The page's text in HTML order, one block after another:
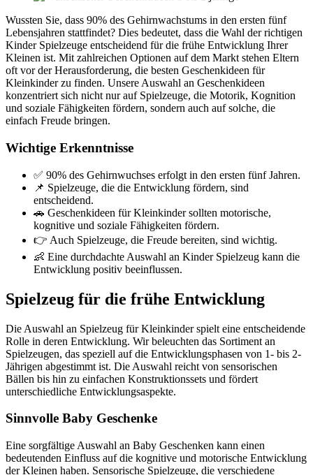
Wussten Sie, dass 90% des Gehirnwachstums in den ersten fünf
Lebensjahren stattfindet? Dies bedeutet, dass die Wahl der richtigen
Kinder Spielzeuge entscheidend für die frühe Entwicklung Ihrer
Kleinen ist. Mit zahlreichen Optionen auf dem Markt stehen Eltern
oft vor der Herausforderung, die besten Geschenkideen für
Kleinkinder zu finden. Unsere Auswahl an Geschenkideen
konzentriert sich nicht nur auf Spielzeuge, die Motorik, Kognition
und soziale Fähigkeiten fördern, sondern auch auf solche, die
einfach Freude bringen.
Wichtige Erkenntnisse
✅ 90% des Gehirnwuchses erfolgt in den ersten fünf Jahren.
📌 Spielzeuge, die die Entwicklung fördern, sind
entscheidend.
🚗 Geschenkideen für Kleinkinder sollten motorische,
kognitive und soziale Fähigkeiten fördern.
👉 Auch Spielzeuge, die Freude bereiten, sind wichtig.
👶 Eine durchdachte Auswahl an Kinder Spielzeug kann die
Entwicklung positiv beeinflussen.
Spielzeug für die frühe Entwicklung
Die Auswahl an Spielzeug für Kleinkinder spielt eine entscheidende
Rolle in deren Entwicklung. Wir beleuchten das Sortiment an
Spielzeugen, das speziell auf die Entwicklungsphasen von 1- bis 2-
Jährigen abgestimmt ist. Die Auswahl reicht von sensorischen
Bällen bis hin zu einfachen Konstruktionssets und fördert
unterschiedliche Entwicklungsaspekte.
Sinnvolle Baby Geschenke
Eine sorgfältige Auswahl an Baby Geschenken kann einen
bedeutenden Einfluss auf die kognitive und motorische Entwicklung
der Kleinen haben. Sensorische Spielzeuge, die verschiedene